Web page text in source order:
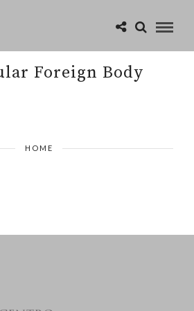
Foreign Body
HOME